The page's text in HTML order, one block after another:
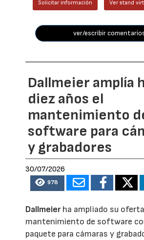
Solicitar información Ver stand
ver/escribir
Dallmeier amplía
diez años el
mantenimiento
software para
y grabadores
30/07/2026
978
Dallmeierha ampliado su
mantenimiento de software
paquete para cámaras y